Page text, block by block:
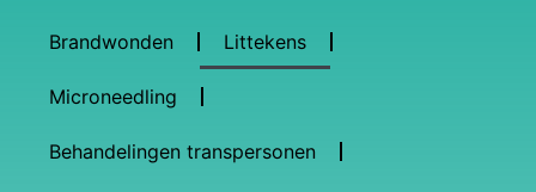
Brandwonden Littekens
Microneedling
Behandelingen transpersonen